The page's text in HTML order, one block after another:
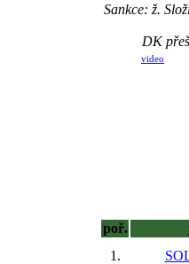
Sankce: ž.
DK
video
poř.
1.